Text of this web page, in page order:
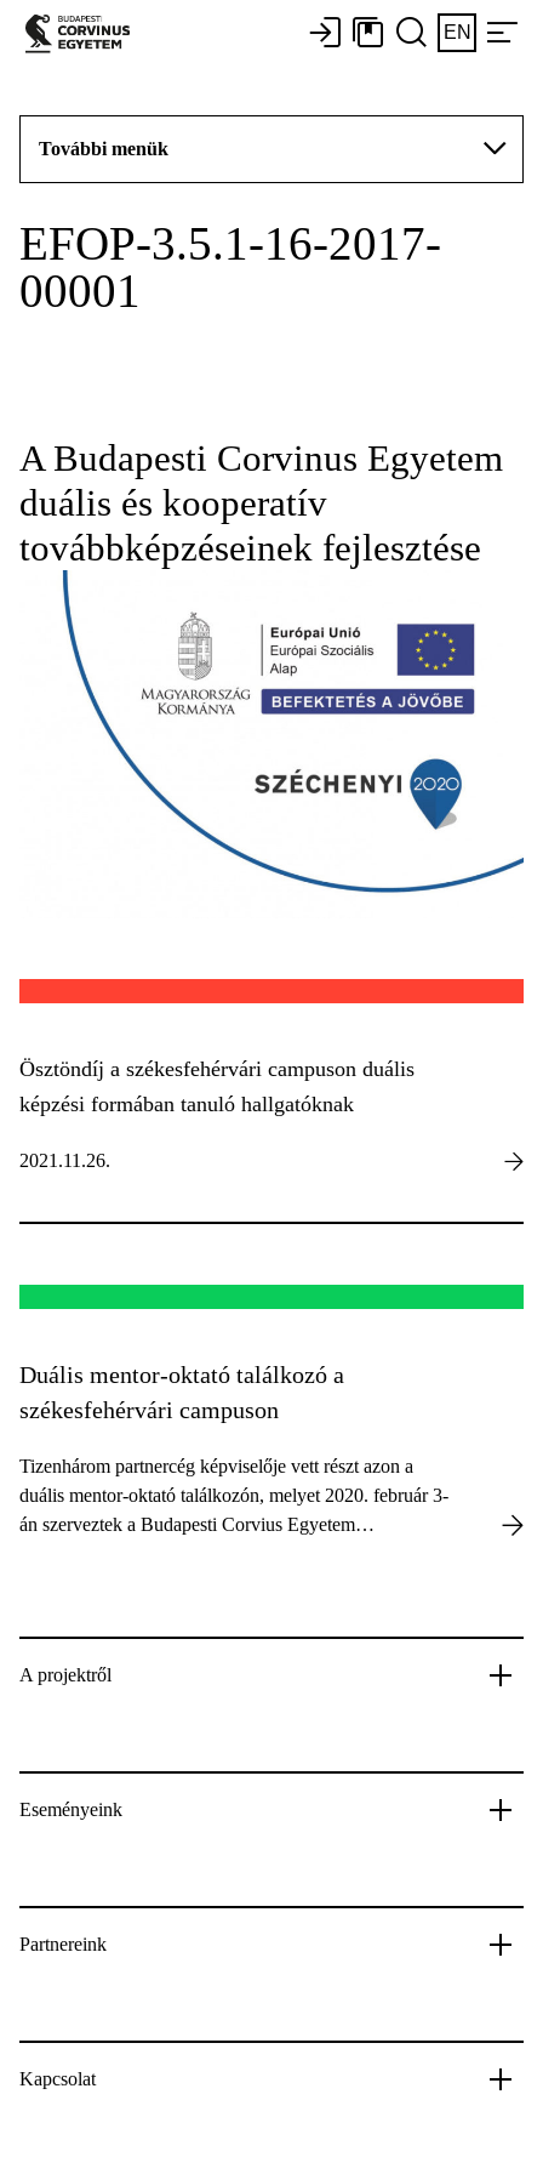
EN
További menük
EFOP-3.5.1-16-2017-
00001
A Budapesti Corvinus Egyetem
duális és kooperatív
továbbképzéseinek fejlesztése
Ösztöndíj a székesfehérvári campuson duális
képzési formában tanuló hallgatóknak
2021.11.26.
Duális mentor-oktató találkozó a
székesfehérvári campuson
Tizenhárom partnercég képviselője vett részt azon a
duális mentor-oktató találkozón, melyet 2020. február 3-
án szerveztek a Budapesti Corvius Egyetem
A projektről
Eseményeink
Partnereink
Kapcsolat